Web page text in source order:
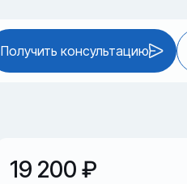
Получить консультацию
19 200 ₽